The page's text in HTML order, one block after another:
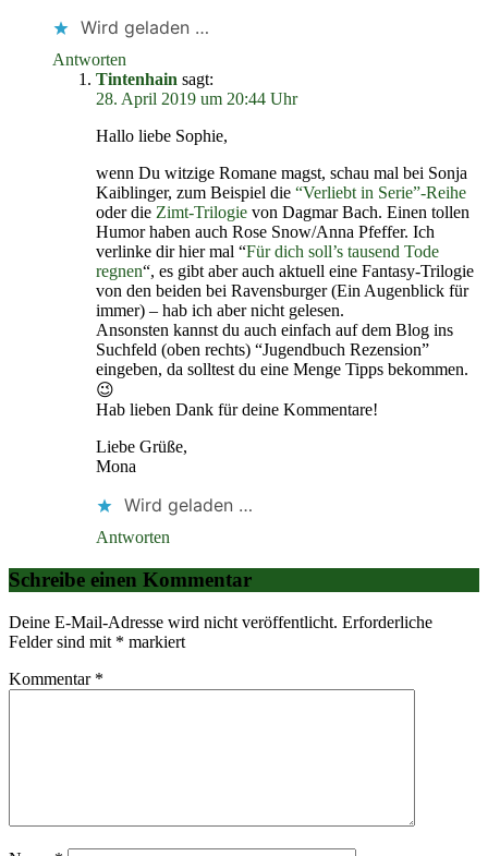
Wird geladen …
Antworten
Tintenhain sagt:
28. April 2019 um 20:44 Uhr
Hallo liebe Sophie,
wenn Du witzige Romane magst, schau mal bei Sonja
Kaiblinger, zum Beispiel die “Verliebt in Serie”-Reihe
oder die Zimt-Trilogie von Dagmar Bach. Einen tollen
Humor haben auch Rose Snow/Anna Pfeffer. Ich
verlinke dir hier mal “Für dich soll’s tausend Tode
regnen“, es gibt aber auch aktuell eine Fantasy-Trilogie
von den beiden bei Ravensburger (Ein Augenblick für
immer) – hab ich aber nicht gelesen.
Ansonsten kannst du auch einfach auf dem Blog ins
Suchfeld (oben rechts) “Jugendbuch Rezension”
eingeben, da solltest du eine Menge Tipps bekommen.
😉
Hab lieben Dank für deine Kommentare!
Liebe Grüße,
Mona
Wird geladen …
Antworten
Schreibe einen Kommentar
Deine E-Mail-Adresse wird nicht veröffentlicht. Erforderliche
Felder sind mit * markiert
Kommentar *